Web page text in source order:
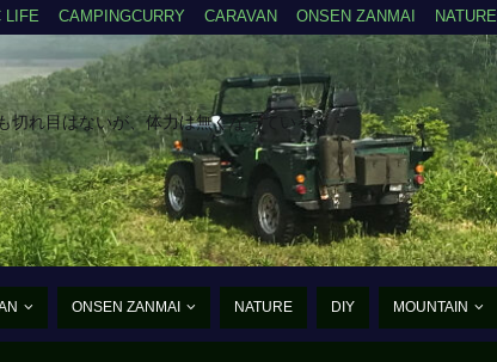
LIFE CAMPINGCURRY CARAVAN ONSEN ZANMAI NATURE
れ目はないが、体力は無くなっている・・
ONSEN ZANMAI NATURE DIY MOUNTAIN